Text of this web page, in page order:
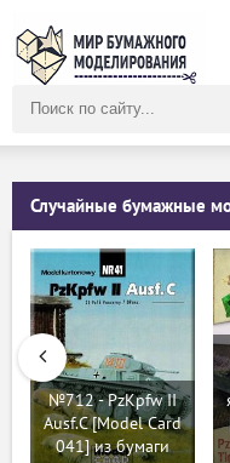
сайту
Случайные бумажные
№712 - PzKpfw II
Ausf.C [Model Card
041] из бумаги